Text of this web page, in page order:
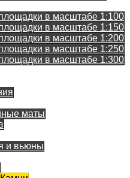
в масштабе 1:100
в масштабе 1:150
в масштабе 1:200
в масштабе 1:250
в масштабе 1:300
маты
и вьюны